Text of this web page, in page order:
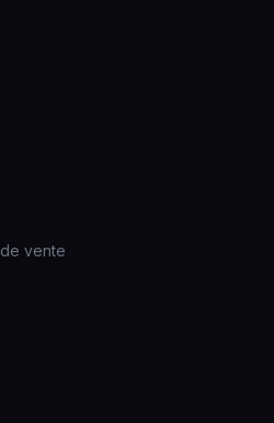
vente